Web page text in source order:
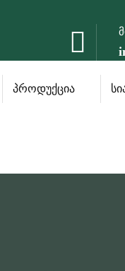
პროდუქცია